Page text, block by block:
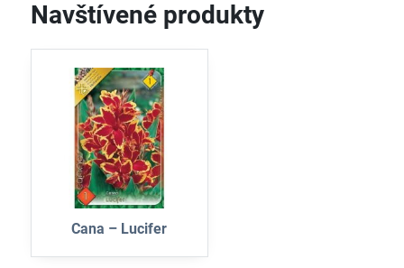
Navštívené produkty
Cana – Lucifer